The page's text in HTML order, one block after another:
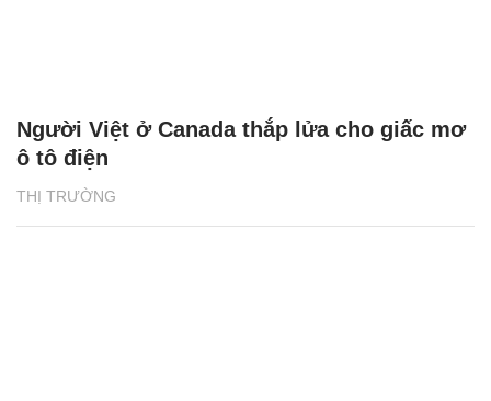
THỊ TRƯỜNG
Người Việt ở Canada thắp lửa cho giấc mơ
ô tô điện